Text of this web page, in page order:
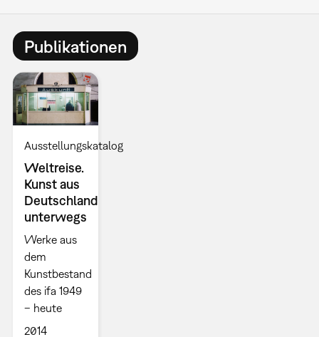
Publikationen
Ausstellungskatalog
Weltreise.
Kunst aus
Deutschland
unterwegs
Werke aus
dem
Kunstbestand
des ifa 1949
– heute
2014